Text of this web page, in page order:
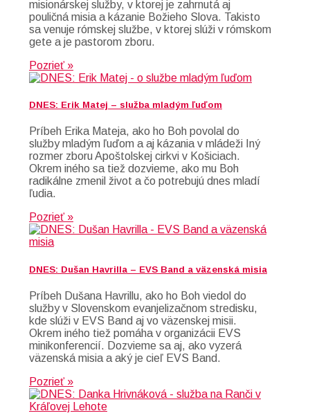
misionárskej služby, v ktorej je zahrnutá aj
pouličná misia a kázanie Božieho Slova. Takisto
sa venuje rómskej službe, v ktorej slúži v rómskom
gete a je pastorom zboru.
Pozrieť »
DNES: Erik Matej – služba mladým ľuďom
Príbeh Erika Mateja, ako ho Boh povolal do
služby mladým ľuďom a aj kázania v mládeži Iný
rozmer zboru Apoštolskej cirkvi v Košiciach.
Okrem iného sa tiež dozvieme, ako mu Boh
radikálne zmenil život a čo potrebujú dnes mladí
ľudia.
Pozrieť »
DNES: Dušan Havrilla – EVS Band a väzenská misia
Príbeh Dušana Havrillu, ako ho Boh viedol do
služby v Slovenskom evanjelizačnom stredisku,
kde slúži v EVS Band aj vo väzenskej misii.
Okrem iného tiež pomáha v organizácii EVS
minikonferencií. Dozvieme sa aj, ako vyzerá
väzenská misia a aký je cieľ EVS Band.
Pozrieť »